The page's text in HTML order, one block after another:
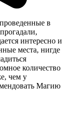
в
интересно и
места, нигде
количество
чем у
Магию